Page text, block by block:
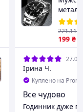
199 ₴
221.11
Ірина Ч.
Куплено на
Все чудово
Годинник дуже